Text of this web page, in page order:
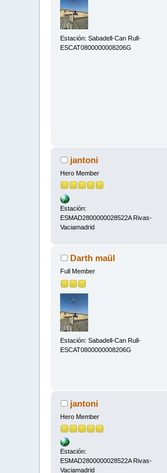
Estación: Sabadell-Can Rull-
ESCAT0800000008206G
jantoni
Hero Member
Estación:
ESMAD2800000028522A Rivas-
Vaciamadrid
Darth maül
Full Member
Estación: Sabadell-Can Rull-
ESCAT0800000008206G
jantoni
Hero Member
Estación:
ESMAD2800000028522A Rivas-
Vaciamadrid